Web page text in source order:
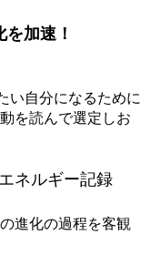
加速！
い自分になるために
を読んで選定しお
ネルギー記録
進化の過程を客観